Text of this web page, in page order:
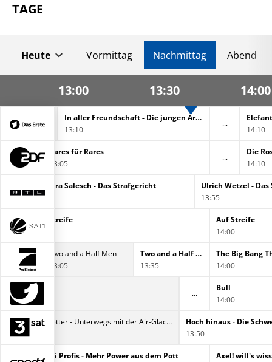
TAGE
Heute Vormittag Nachmittag Abend
13:00 13:30 14:00
In aller Freundschaft - Die jungen Ärzte
13:10
14:10
Bares für Rares
13:05
Die
14:10
Barbara Salesch - Das Strafgericht
13:00
Ulrich Wetzel -
13:55
Auf Streife
13:00
Auf Streife
14:00
Two and a Half Men
13:05
Two and a Half Men
13:35
The Big Bang
14:00
Bull
12:50
Bull
14:00
Die Bergretter - Unterwegs mit der Air-Glacier
12:55
13:50
Die PS Profis - Mehr Power aus dem Pott
Axel! will's